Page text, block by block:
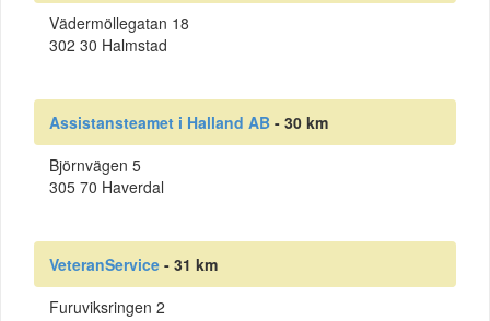
Vädermöllegatan 18
302 30 Halmstad
Assistansteamet i Halland AB - 30 km
Björnvägen 5
305 70 Haverdal
VeteranService - 31 km
Furuviksringen 2